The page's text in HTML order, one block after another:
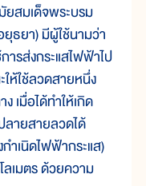
มเด็จพระบรม
ธยา) มีผู้ใช้นามว่า
ารส่งกระแสไฟฟ้าไป
ให้ใช้ลวดสายหนึ่ง
เมื่อได้ทำให้เกิด
ลายสายลวดได้
ำเนิดไฟฟ้ากระแส)
เมตร ด้วยความ